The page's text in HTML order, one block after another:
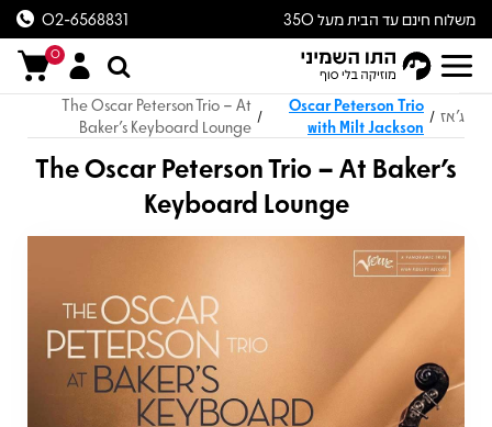
משלוח חינם עד הבית מעל 350
ש״ח
02-6568831
0
ג'אז /
Oscar Peterson Trio
with Milt Jackson
/
The Oscar Peterson Trio – At
Baker's Keyboard Lounge
The Oscar Peterson Trio – At Baker's
Keyboard Lounge